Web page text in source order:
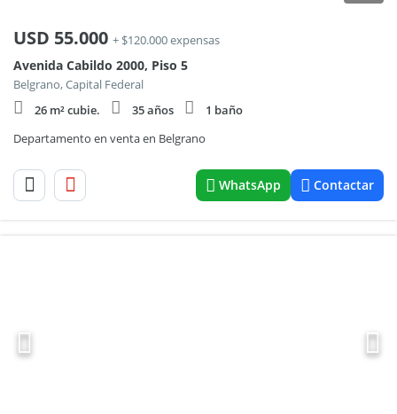
USD 55.000 + $120.000 expensas
Avenida Cabildo 2000, Piso 5
Belgrano, Capital Federal
26 m² cubie.
35 años
1 baño
Departamento en venta en Belgrano
WhatsApp Contactar